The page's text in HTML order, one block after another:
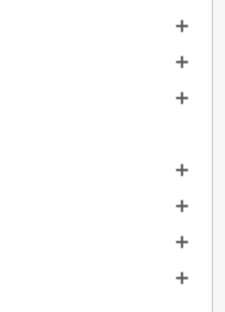






